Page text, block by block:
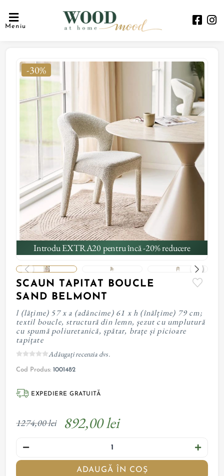
Meniu
-30%
Introdu EXTRA20 pentru încă -20% reducere
SCAUN TAPITAT BOUCLE
SAND BELMONT
l (lățime) 57 x a (adâncime) 61 x h (înălțime) 79 cm;
textil boucle, structură din lemn, șezut cu umplutură
cu spumă poliuretanică, șpătar, brațe și picioare
tapițate
Adăugați recenzia dvs.
Cod Produs: 1001482
EXPEDIERE GRATUITĂ
1274,00 lei 892,00 lei
ADAUGĂ ÎN COȘ